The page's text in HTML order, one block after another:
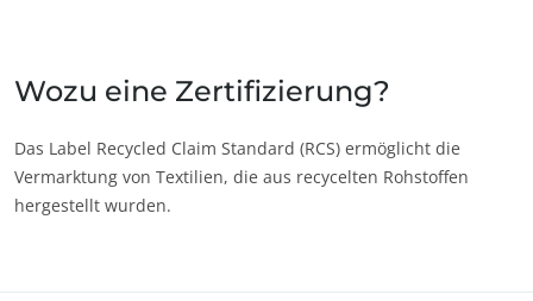
Südkorea (Koreanisch)
Amerika
Argentinien (Spanisch)
Wozu eine Zertifizierung?
Das Label Recycled Claim Standard (RCS) ermöglicht die
Vermarktung von Textilien, die aus recycelten Rohstoffen
hergestellt wurden.